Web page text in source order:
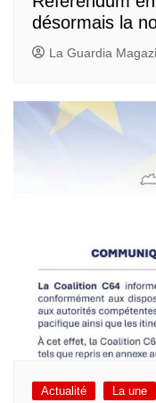
désormais la
La Guardia
Actualité La une